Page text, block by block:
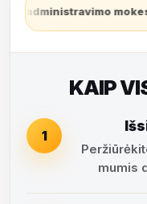
mokestis – 7 Eur,
KAIP
1
mumis